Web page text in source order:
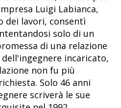
Luigi Labianca,
dei lavori, consentì
solo di un
di una relazione
incaricato,
non fu più
Solo 46 anni
scriverà le sue